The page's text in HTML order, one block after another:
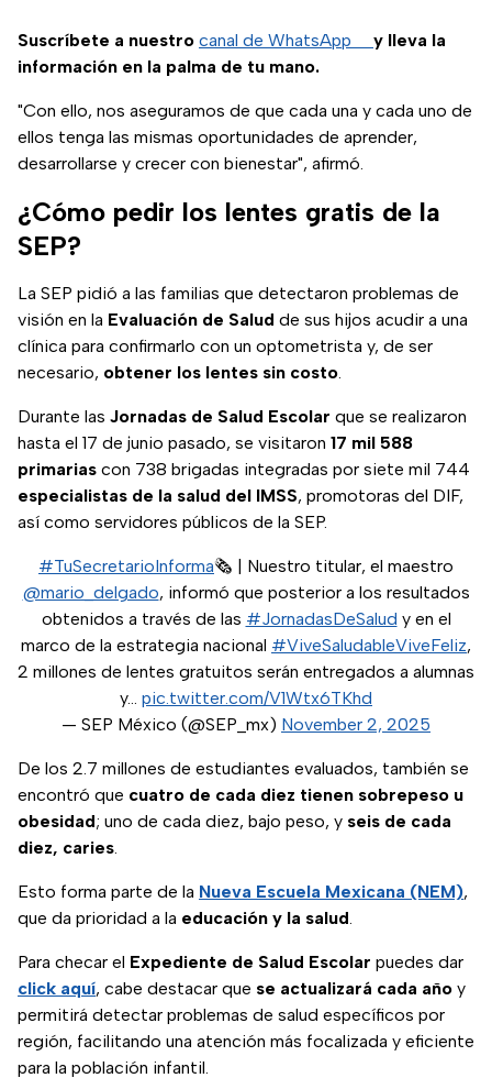
Suscríbete a nuestro canal de WhatsApp
y lleva la
información en la palma de tu mano.
"Con ello, nos aseguramos de que cada una y cada uno de
ellos tenga las mismas oportunidades de aprender,
desarrollarse y crecer con bienestar", afirmó.
¿Cómo pedir los lentes gratis de la
SEP?
La SEP pidió a las familias que detectaron problemas de
visión en la Evaluación de Salud de sus hijos acudir a una
clínica para confirmarlo con un optometrista y, de ser
necesario, obtener los lentes sin costo.
Durante las Jornadas de Salud Escolar que se realizaron
hasta el 17 de junio pasado, se visitaron 17 mil 588
primarias con 738 brigadas integradas por siete mil 744
especialistas de la salud del IMSS, promotoras del DIF,
así como servidores públicos de la SEP.
#TuSecretarioInforma🗞️ | Nuestro titular, el maestro
@mario_delgado, informó que posterior a los resultados
obtenidos a través de las #JornadasDeSalud y en el
marco de la estrategia nacional #ViveSaludableViveFeliz,
2 millones de lentes gratuitos serán entregados a alumnas
y… pic.twitter.com/V1Wtx6TKhd
— SEP México (@SEP_mx) November 2, 2025
De los 2.7 millones de estudiantes evaluados, también se
encontró que cuatro de cada diez tienen sobrepeso u
obesidad; uno de cada diez, bajo peso, y seis de cada
diez, caries.
Esto forma parte de la Nueva Escuela Mexicana (NEM),
que da prioridad a la educación y la salud.
Para checar el Expediente de Salud Escolar puedes dar
click aquí, cabe destacar que se actualizará cada año y
permitirá detectar problemas de salud específicos por
región, facilitando una atención más focalizada y eficiente
para la población infantil.